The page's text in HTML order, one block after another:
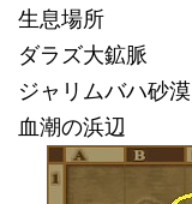
生息場所
ダラズ大鉱脈
ジャリムバハ砂漠
血潮の浜辺